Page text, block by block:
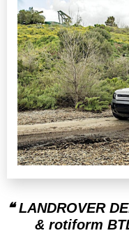
❝ LANDROVER
& rotiform BTL